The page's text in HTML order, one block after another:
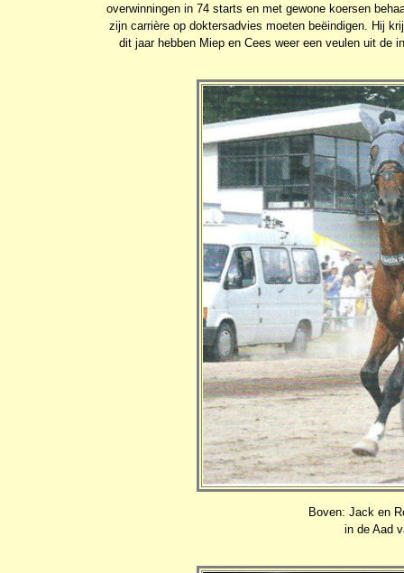
overwinningen in 74 starts en met gewone koersen
zijn carrière op doktersadvies moeten beëindigen. Hij
dit jaar hebben Miep en Cees weer een veulen uit de
Boven: Jack en
in de Aad